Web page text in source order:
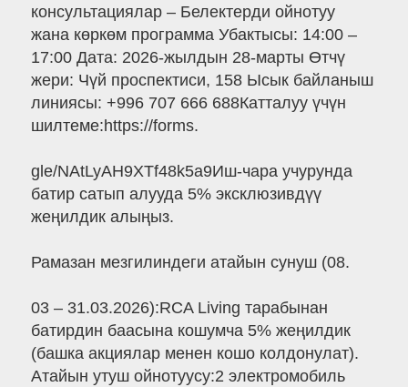
консультациялар – Белектерди ойнотуу
жана көркөм программа Убактысы: 14:00 –
17:00 Дата: 2026-жылдын 28-марты Өтчү
жери: Чүй проспектиси, 158 Ысык байланыш
линиясы: +996 707 666 688Катталуу үчүн
шилтеме:https://forms.
gle/NAtLyAH9XTf48k5a9Иш-чара учурунда
батир сатып алууда 5% эксклюзивдүү
жеңилдик алыңыз.
Рамазан мезгилиндеги атайын сунуш (08.
03 – 31.03.2026):RCA Living тарабынан
батирдин баасына кошумча 5% жеңилдик
(башка акциялар менен кошо колдонулат).
Атайын утуш ойнотуусу:2 электромобиль